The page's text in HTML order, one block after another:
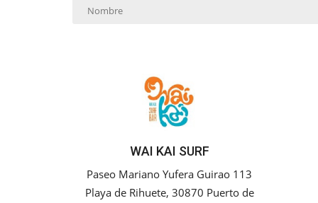
WAI KAI SURF
Paseo Mariano Yufera Guirao 113
Playa de Rihuete, 30870 Puerto de